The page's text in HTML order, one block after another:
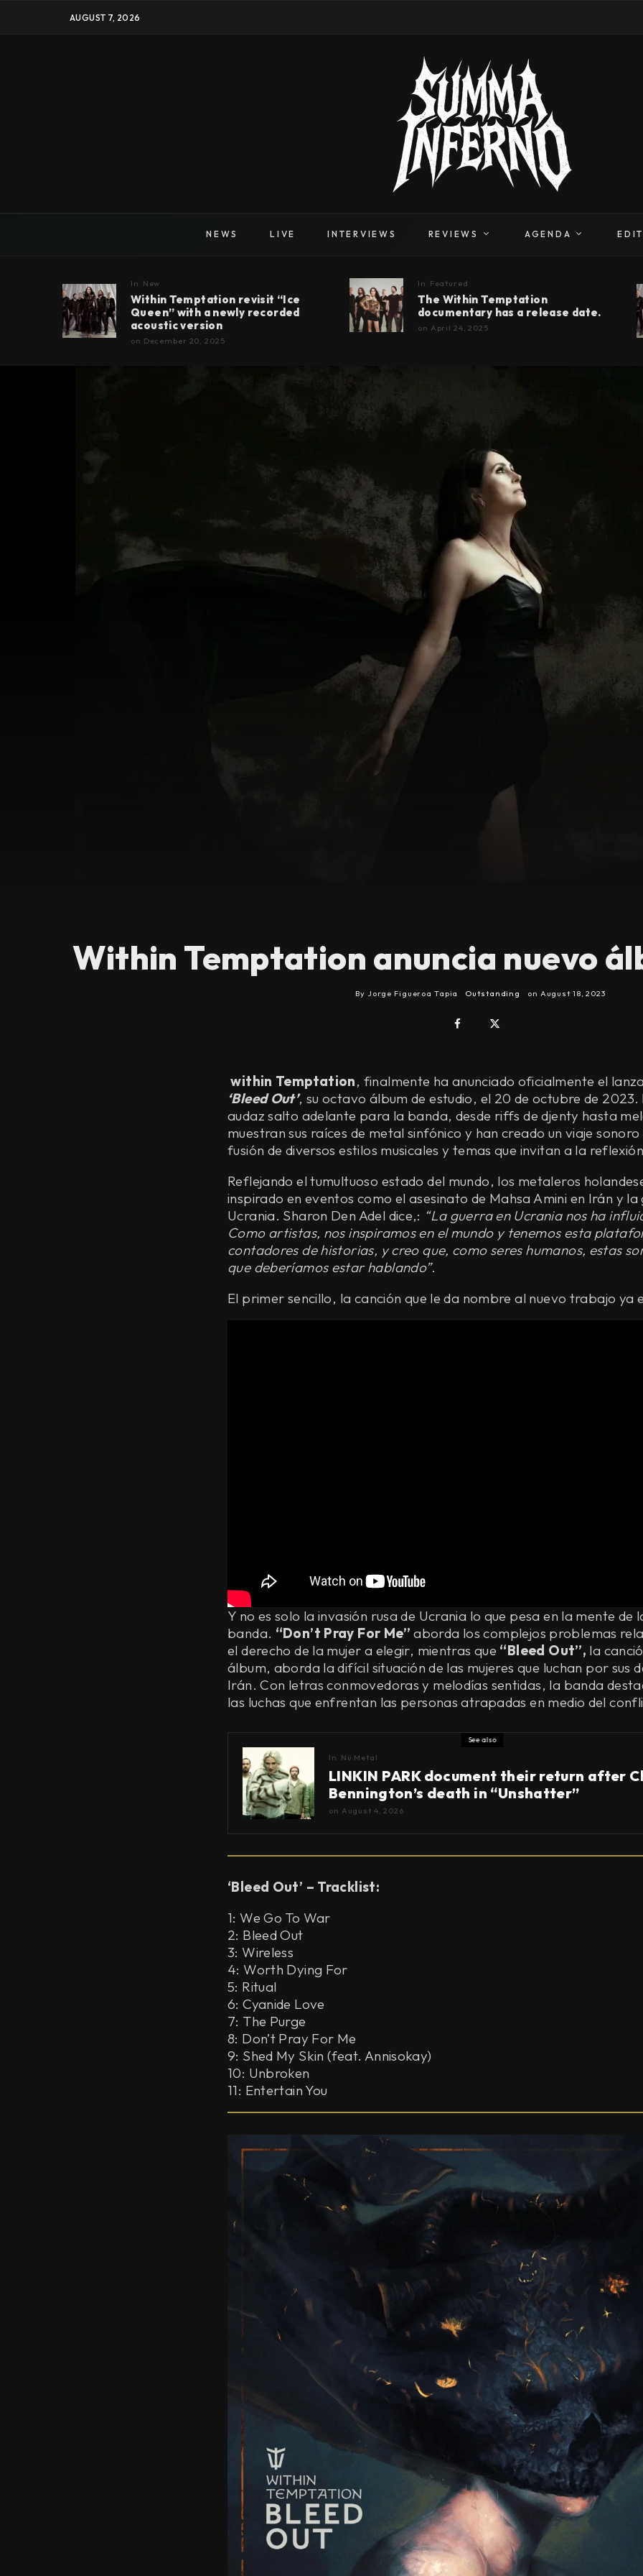
AUGUST 7, 2026
NEWS LIVE INTERVIEWS REVIEWS AGENDA
In New
Within Temptation revisit “Ice
Queen” with a newly recorded
acoustic version
on December 20, 2025
In Featured
The Within Temptation
documentary has a release date.
on April 24, 2025
Within Temptation anuncia nuevo
By Jorge Figueroa Tapia Outstanding on August 18, 2023
within Temptation, finalmente ha anunciado oficialmente el
‘Bleed Out’, su octavo álbum de estudio, el 20 de octubre de 2023.
audaz salto adelante para la banda, desde riffs de djenty hasta
muestran sus raíces de metal sinfónico y han creado un viaje
fusión de diversos estilos musicales y temas que invitan a la
Reflejando el tumultuoso estado del mundo, los metaleros
inspirado en eventos como el asesinato de Mahsa Amini en Irán y la
Ucrania. Sharon Den Adel dice,: “La guerra en Ucrania nos ha
Como artistas, nos inspiramos en el mundo y tenemos esta
contadores de historias, y creo que, como seres humanos, estas
que deberíamos estar hablando”.
El primer sencillo, la canción que le da nombre al nuevo trabajo ya
Y no es solo la invasión rusa de Ucrania lo que pesa en la mente de
banda. “Don’t Pray For Me” aborda los complejos problemas
el derecho de la mujer a elegir, mientras que “Bleed Out”, la
álbum, aborda la difícil situación de las mujeres que luchan por sus
Irán. Con letras conmovedoras y melodías sentidas, la banda
las luchas que enfrentan las personas atrapadas en medio del
See also
In Nü Metal
LINKIN PARK document their return after
Bennington’s death in “Unshatter”
on August 4, 2026
‘Bleed Out’ – Tracklist:
1: We Go To War
2: Bleed Out
3: Wireless
4: Worth Dying For
5: Ritual
6: Cyanide Love
7: The Purge
8: Don’t Pray For Me
9: Shed My Skin (feat. Annisokay)
10: Unbroken
11: Entertain You